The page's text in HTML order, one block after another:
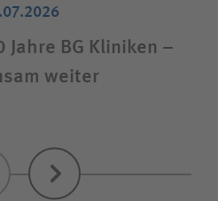
Jahre BG Kliniken –
weiter
Weiter